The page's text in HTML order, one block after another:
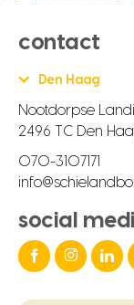
contact
Den Haag
Nootdorpse
2496 TC Den
070-3107171
social